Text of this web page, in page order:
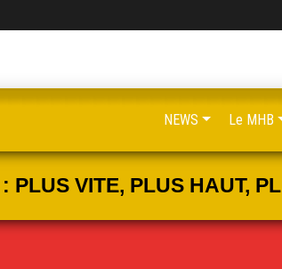
VITE, PLUS HAUT,
NEWS Le MHB